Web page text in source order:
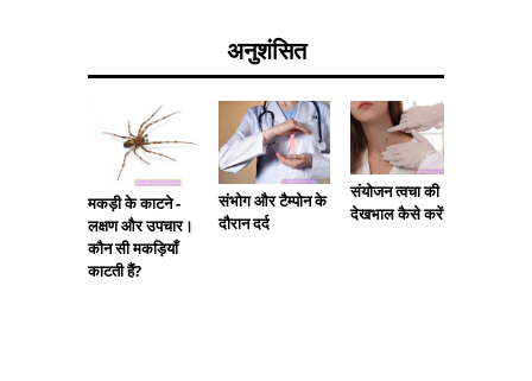
अनुशंसित
मकड़ी के काटने -
लक्षण और उपचार।
कौन सी मकड़ियाँ
काटती हैं?
संभोग और टैम्पोन के
दौरान दर्द
संयोजन त्वचा की
देखभाल कैसे करें?